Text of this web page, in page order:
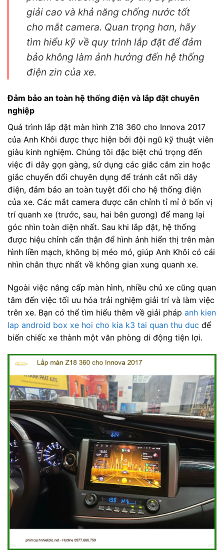
giải cao và khả năng chống nước tốt
cho mắt camera. Quan trọng hơn, hãy
tìm hiểu kỹ về quy trình lắp đặt để đảm
bảo không làm ảnh hưởng đến hệ thống
điện zin của xe.
Đảm bảo an toàn hệ thống điện và lắp đặt chuyên
nghiệp
Quá trình lắp đặt màn hình Z18 360 cho Innova 2017
của Anh Khôi được thực hiện bởi đội ngũ kỹ thuật viên
giàu kinh nghiệm. Chúng tôi đặc biệt chú trọng đến
việc đi dây gọn gàng, sử dụng các giắc cắm zin hoặc
giắc chuyển đổi chuyên dụng để tránh cắt nối dây
điện, đảm bảo an toàn tuyệt đối cho hệ thống điện
của xe. Các mắt camera được căn chỉnh tỉ mỉ ở bốn vị
trí quanh xe (trước, sau, hai bên gương) để mang lại
góc nhìn toàn diện nhất. Sau khi lắp đặt, hệ thống
được hiệu chỉnh cẩn thận để hình ảnh hiển thị trên màn
hình liền mạch, không bị méo mó, giúp Anh Khôi có cái
nhìn chân thực nhất về không gian xung quanh xe.
Ngoài việc nâng cấp màn hình, nhiều chủ xe cũng quan
tâm đến việc tối ưu hóa trải nghiệm giải trí và làm việc
trên xe. Bạn có thể tìm hiểu thêm về giải pháp anh kien
lap android box xe hoi cho kia k3 tai quan thu duc để
biến chiếc xe thành một văn phòng di động tiện lợi.